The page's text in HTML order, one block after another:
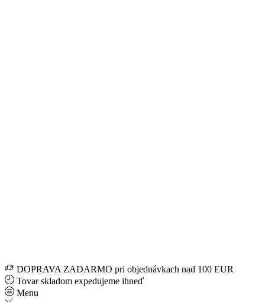
DOPRAVA ZADARMO pri objednávkach nad 100 EUR
Tovar skladom expedujeme ihneď
Menu